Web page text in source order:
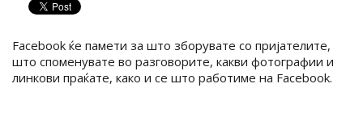
Facebook ќе памети за што зборувате со пријателите,
што споменувате во разговорите, какви фотографии и
линкови праќате, како и се што работиме на Facebook.